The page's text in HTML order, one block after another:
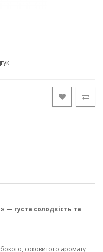
— густа солодкість та
соковитого аромату